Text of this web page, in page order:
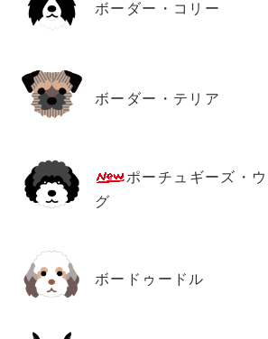
ボーダー・コリー
ボーダー・テリア
ポーチュギーズ・
グ
ボードゥードル